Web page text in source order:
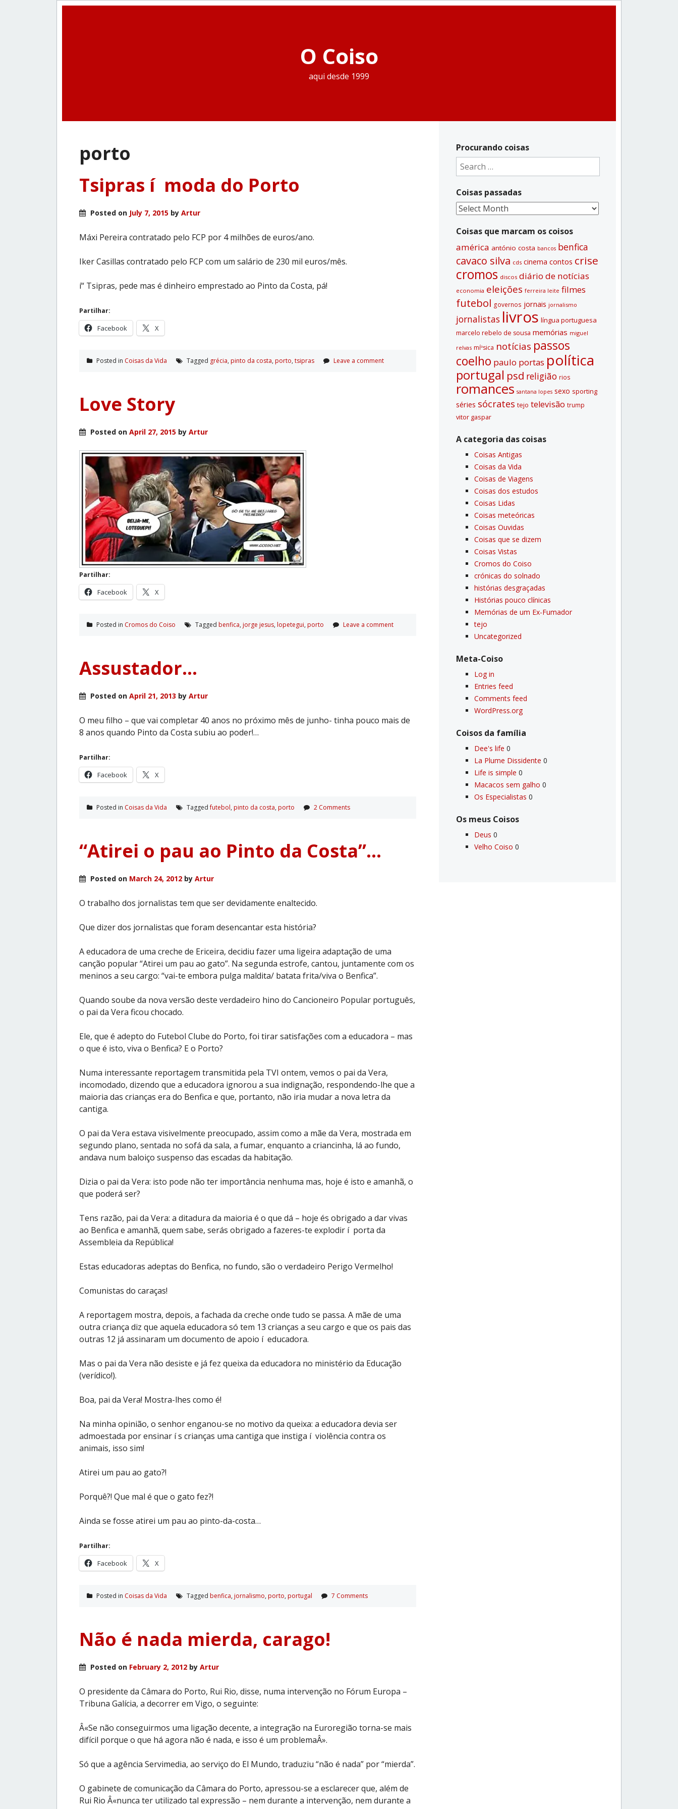
O Coiso
aqui desde 1999
porto
Tsipras í moda do Porto
Posted on July 7, 2015 by Artur
Máxi Pereira contratado pelo FCP por 4 milhões de euros/ano.
Iker Casillas contratado pelo FCP com um salário de 230 mil euros/mês.
í“ Tsipras, pede mas é dinheiro emprestado ao Pinto da Costa, pá!
Partilhar:
Facebook X
Posted in Coisas da Vida Tagged grécia, pinto da costa, porto, tsipras Leave a comment
Love Story
Posted on April 27, 2015 by Artur
Partilhar:
Facebook X
Posted in Cromos do Coiso Tagged benfica, jorge jesus, lopetegui, porto Leave a comment
Assustador…
Posted on April 21, 2013 by Artur
O meu filho – que vai completar 40 anos no próximo mês de junho- tinha pouco mais de
8 anos quando Pinto da Costa subiu ao poder!…
Partilhar:
Facebook X
Posted in Coisas da Vida Taggedfutebol, pinto da costa, porto 2 Comments
“Atirei o pau ao Pinto da Costa”…
Posted on March 24, 2012 by Artur
O trabalho dos jornalistas tem que ser devidamente enaltecido.
Que dizer dos jornalistas que foram desencantar esta história?
A educadora de uma creche de Ericeira, decidiu fazer uma ligeira adaptação de uma
canção popular “Atirei um pau ao gato”. Na segunda estrofe, cantou, juntamente com os
meninos a seu cargo: “vai-te embora pulga maldita/ batata frita/viva o Benfica”.
Quando soube da nova versão deste verdadeiro hino do Cancioneiro Popular português,
o pai da Vera ficou chocado.
Ele, que é adepto do Futebol Clube do Porto, foi tirar satisfações com a educadora – mas
o que é isto, viva o Benfica? E o Porto?
Numa interessante reportagem transmitida pela TVI ontem, vemos o pai da Vera,
incomodado, dizendo que a educadora ignorou a sua indignação, respondendo-lhe que a
maioria das crianças era do Benfica e que, portanto, não iria mudar a nova letra da
cantiga.
O pai da Vera estava visivelmente preocupado, assim como a mãe da Vera, mostrada em
segundo plano, sentada no sofá da sala, a fumar, enquanto a criancinha, lá ao fundo,
andava num baloiço suspenso das escadas da habitação.
Dizia o pai da Vera: isto pode não ter importância nenhuma mas, hoje é isto e amanhã, o
que poderá ser?
Tens razão, pai da Vera: a ditadura da maioria é o que dá – hoje és obrigado a dar vivas
ao Benfica e amanhã, quem sabe, serás obrigado a fazeres-te explodir í porta da
Assembleia da República!
Estas educadoras adeptas do Benfica, no fundo, são o verdadeiro Perigo Vermelho!
Comunistas do caraças!
A reportagem mostra, depois, a fachada da creche onde tudo se passa. A mãe de uma
outra criança diz que aquela educadora só tem 13 crianças a seu cargo e que os pais das
outras 12 já assinaram um documento de apoio í educadora.
Mas o pai da Vera não desiste e já fez queixa da educadora no ministério da Educação
(verídico!).
Boa, pai da Vera! Mostra-lhes como é!
Na minha opinião, o senhor enganou-se no motivo da queixa: a educadora devia ser
admoestada por ensinar í s crianças uma cantiga que instiga í violência contra os
animais, isso sim!
Atirei um pau ao gato?!
Porquê?! Que mal é que o gato fez?!
Ainda se fosse atirei um pau ao pinto-da-costa…
Partilhar:
Facebook X
Posted in Coisas da Vida Tagged benfica, jornalismo, porto, portugal 7 Comments
Não é nada mierda, carago!
Posted on February 2, 2012 by Artur
O presidente da Câmara do Porto, Rui Rio, disse, numa intervenção no Fórum Europa –
Tribuna Galícia, a decorrer em Vigo, o seguinte:
Â«Se não conseguirmos uma ligação decente, a integração na Euroregião torna-se mais
difícil porque o que há agora não é nada, e isso é um problemaÂ».
Só que a agência Servimedia, ao serviço do El Mundo, traduziu “não é nada” por “mierda”.
O gabinete de comunicação da Câmara do Porto, apressou-se a esclarecer que, além de
Rui Rio Â«nunca ter utilizado tal expressão – nem durante a intervenção, nem durante a
Procurando coisas
Search
for:
Coisas passadas
Coisas
Coisas que marcam os coisos
américa antónio costa bancos benfica
cavaco silva cds cinema contos crise
cromos discos diário de notí­cias
economia eleições ferreira leite filmes
futebol governos jornais jornalismo
jornalistas livros lí­ngua portuguesa
marcelo rebelo de sousa memórias miguel
relvas míºsica notí­cias passos
coelho paulo portas polí­tica
portugal psd religião rios
romances santana lopes sexo sporting
séries sócrates tejo televisão trump
vitor gaspar
A categoria das coisas
Coisas Antigas
Coisas da Vida
Coisas de Viagens
Coisas dos estudos
Coisas Lidas
Coisas meteóricas
Coisas Ouvidas
Coisas que se dizem
Coisas Vistas
Cromos do Coiso
crónicas do solnado
histórias desgraçadas
Histórias pouco clí­nicas
Memórias de um Ex-Fumador
tejo
Uncategorized
Meta-Coiso
Log in
Entries feed
Comments feed
WordPress.org
Coisos da famí­lia
Dee's life 0
La Plume Dissidente 0
Life is simple 0
Macacos sem galho 0
Os Especialistas 0
Os meus Coisos
Deus 0
Velho Coiso 0